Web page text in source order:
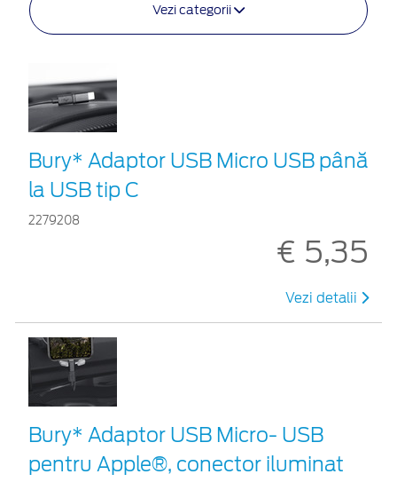
Vezi categorii
Bury* Adaptor USB Micro USB până
la USB tip C
2279208
€ 5,35
Vezi detalii
Bury* Adaptor USB Micro- USB
pentru Apple®, conector iluminat